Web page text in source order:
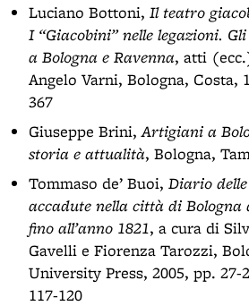
Luciano Bottoni, Il teatro
I “Giacobini” nelle legazioni.
a Bologna e Ravenna, atti
Angelo Varni, Bologna, Costa,
367
Giuseppe Brini,Artigiani a
storia e attualità, Bologna,
Tommaso de’ Buoi, Diario
accadute nella città di Bologna
fino all’anno 1821, a cura di
Gavelli e Fiorenza Tarozzi,
University Press, 2005, pp. 27-
117-120